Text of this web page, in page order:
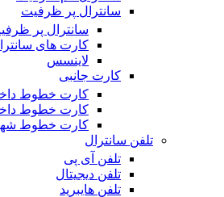
سانترال پر ظرفیت
سانترال پر
کارت های
لاینسس
کارت جانبی
کارت خطوط
کارت خطوط
کارت خطوط
تلفن سانترال
تلفن آی پی
تلفن دیجیتال
تلفن هایبرید